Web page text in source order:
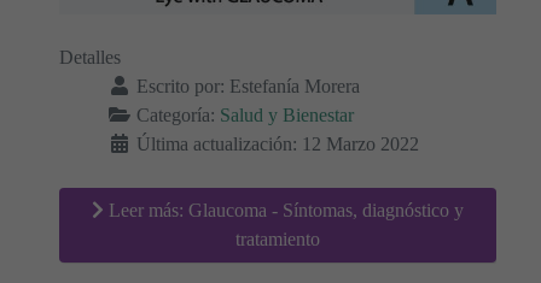
Detalles
Escrito por: Estefanía Morera
Categoría: Salud y Bienestar
Última actualización: 12 Marzo 2022
Leer más: Glaucoma - Síntomas, diagnóstico y
tratamiento